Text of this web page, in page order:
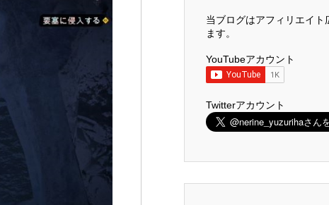
当ブログはアフィリエイト
ます。
YouTubeアカウント
Twitterアカウント